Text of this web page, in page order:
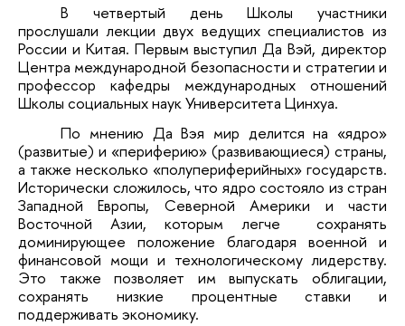
В четвертый день Школы участники
прослушали лекции двух ведущих специалистов из
России и Китая. Первым выступил Да Вэй, директор
Центра международной безопасности и стратегии и
профессор кафедры международных отношений
Школы социальных наук Университета Цинхуа.
По мнению Да Вэя мир делится на «ядро»
(развитые) и «периферию» (развивающиеся) страны,
а также несколько «полупериферийных» государств.
Исторически сложилось, что ядро состояло из стран
Западной Европы, Северной Америки и части
Восточной Азии, которым легче сохранять
доминирующее положение благодаря военной и
финансовой мощи и технологическому лидерству.
Это также позволяет им выпускать облигации,
сохранять низкие процентные ставки и
поддерживать экономику.